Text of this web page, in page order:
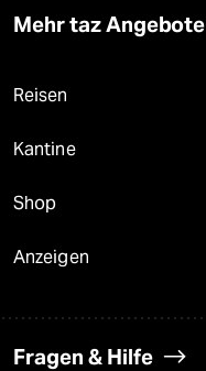
Mehr taz Angebote
Reisen
Kantine
Shop
Anzeigen
Fragen & Hilfe